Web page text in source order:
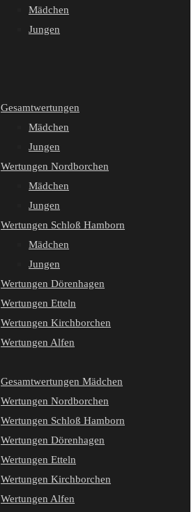
Mädchen
Jungen
Gesamtwertungen
Mädchen
Jungen
Wertungen Nordborchen
Mädchen
Jungen
Wertungen Schloß Hamborn
Mädchen
Jungen
Wertungen Dörenhagen
Wertungen Etteln
Wertungen Kirchborchen
Wertungen Alfen
Gesamtwertungen Mädchen
Wertungen Nordborchen
Wertungen Schloß Hamborn
Wertungen Dörenhagen
Wertungen Etteln
Wertungen Kirchborchen
Wertungen Alfen